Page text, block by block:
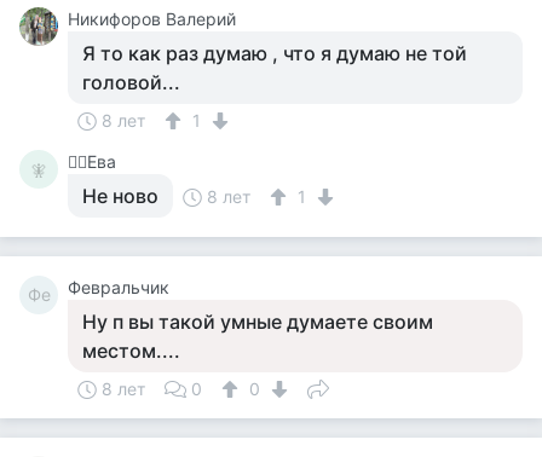
Никифоров Валерий
Я то как раз думаю , что я думаю не той
головой...
8 лет 1
🧚‍ 🧚‍♀️Ева
Не ново 8 лет 1
Фе Февральчик
Ну п вы такой умные думаете своим
местом....
8 лет 0 0